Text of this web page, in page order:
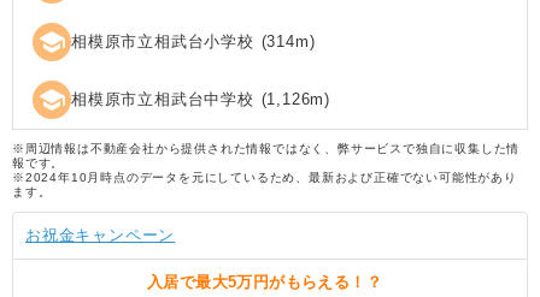
school 相模原市立相武台小学校 (314m)
school 相模原市立相武台中学校 (1,126m)
※周辺情報は不動産会社から提供された情報ではなく、弊サービスで独自に収集した情
報です。
※2024年10月時点のデータを元にしているため、最新および正確でない可能性があり
ます。
お祝金キャンペーン
入居で最大5万円がもらえる！？